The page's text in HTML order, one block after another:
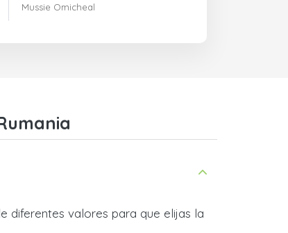
Mussie Omicheal
diferentes valores para que elijas la